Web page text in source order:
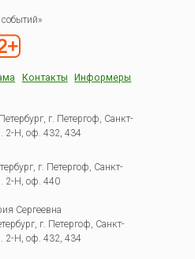
Контакты Информеры
г. Петергоф, Санкт-
2-Н, оф. 432, 434
г. Петергоф, Санкт-
2-Н, оф. 440
Сергеевна
г. Петергоф, Санкт-
2-Н, оф. 432, 434